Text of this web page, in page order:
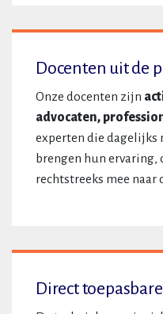
Docenten uit de
Onze docenten zijn
advocaten,
experten die dagelijks
brengen hun ervaring,
rechtstreeks mee naar
Direct